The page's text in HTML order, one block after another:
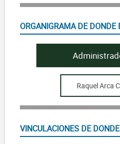
ORGANIGRAMA DE DONDE
Raquel Arca
VINCULACIONES DE